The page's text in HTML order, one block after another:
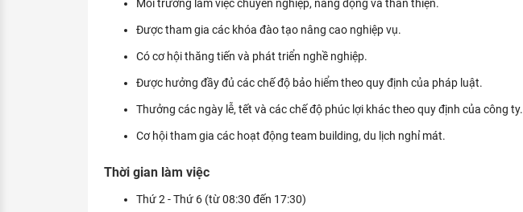
Môi trường làm việc chuyên nghiệp, năng động và thân thiện.
Được tham gia các khóa đào tạo nâng cao nghiệp vụ.
Có cơ hội thăng tiến và phát triển nghề nghiệp.
Được hưởng đầy đủ các chế độ bảo hiểm theo quy định của pháp luật.
Thưởng các ngày lễ, tết và các chế độ phúc lợi khác theo quy định của công ty.
Cơ hội tham gia các hoạt động team building, du lịch nghỉ mát.
Thời gian làm việc
Thứ 2 - Thứ 6 (từ 08:30 đến 17:30)